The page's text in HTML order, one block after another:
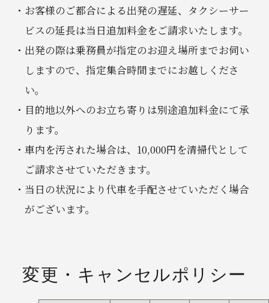
お客様のご都合による出発の遅延、タクシーサー
ビスの延長は当日追加料金をご請求いたします。
出発の際は乗務員が指定のお迎え場所までお伺い
しますので、指定集合時間までにお越しくださ
い。
目的地以外へのお立ち寄りは別途追加料金にて承
ります。
車内を汚された場合は、10,000円を清掃代として
ご請求させていただきます。
当日の状況により代車を手配させていただく場合
がございます。
変更・キャンセルポリシー